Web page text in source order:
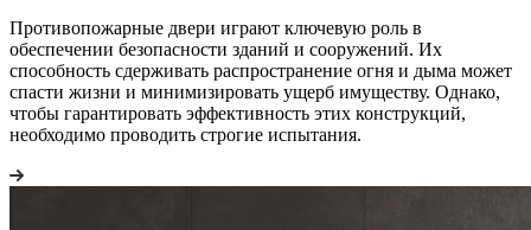
Противопожарные двери играют ключевую роль в
обеспечении безопасности зданий и сооружений. Их
способность сдерживать распространение огня и дыма может
спасти жизни и минимизировать ущерб имуществу. Однако,
чтобы гарантировать эффективность этих конструкций,
необходимо проводить строгие испытания.